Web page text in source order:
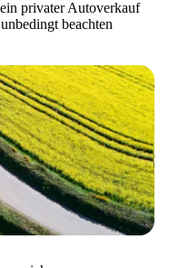
privater Autoverkauf
beachten